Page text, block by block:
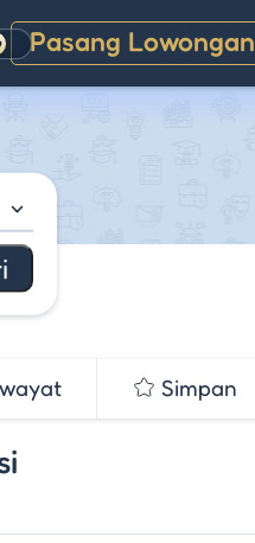
Pasang Lowongan
Simpan